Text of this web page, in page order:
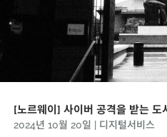
[노르웨이] 사이버 공격을 받는 도
2024년 10월 20일 디지털서비스